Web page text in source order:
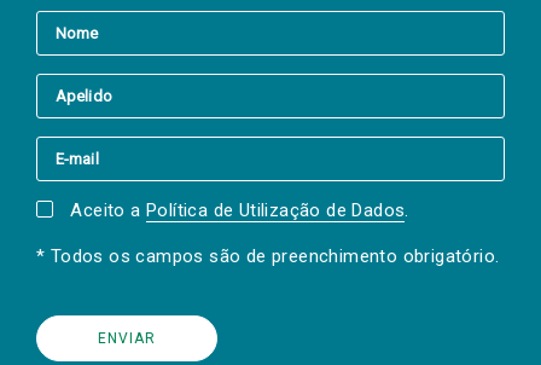
Aceito a Política de Utilização de Dados.
* Todos os campos são de preenchimento obrigatório.